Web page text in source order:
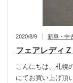
2020/8/9 新車・中
フェアレディ
こんにちは、札幌
にてお買い上げ頂